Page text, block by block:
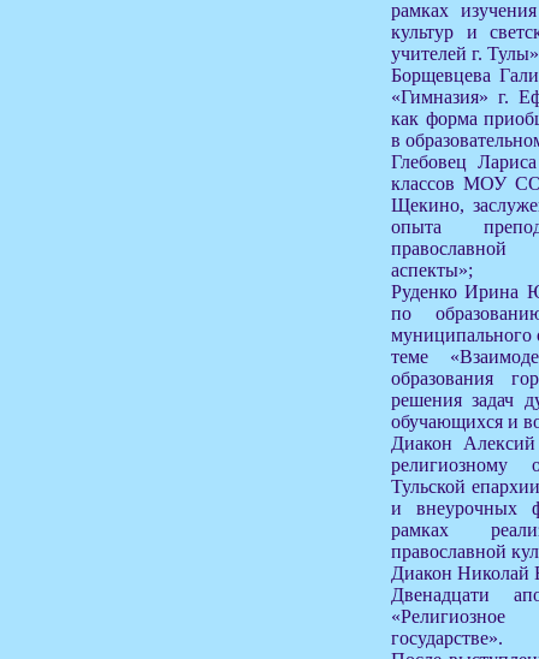
рамках
культур и
учителей г.
Борщевцева
«Гимназия» г.
как форма
в
Глебовец
классов МОУ
Щекино,
опыта
аспекты»;
Руденко Ирина
по
муниципального
теме
образования
решения задач
обучающихся и
Диакон
религиозному
Тульской
и внеурочных
рамках
православной
Диакон Николай
Двенадцати
государстве».